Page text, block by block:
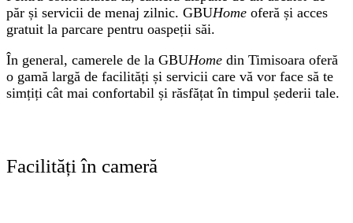
păr și servicii de menaj zilnic. GBUHome oferă și acces
gratuit la parcare pentru oaspeții săi.
În general, camerele de la GBUHome din Timisoara oferă
o gamă largă de facilități și servicii care vă vor face să te
simțiți cât mai confortabil și răsfățat în timpul șederii tale.
Facilități în cameră